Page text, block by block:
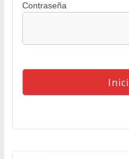
Contraseña